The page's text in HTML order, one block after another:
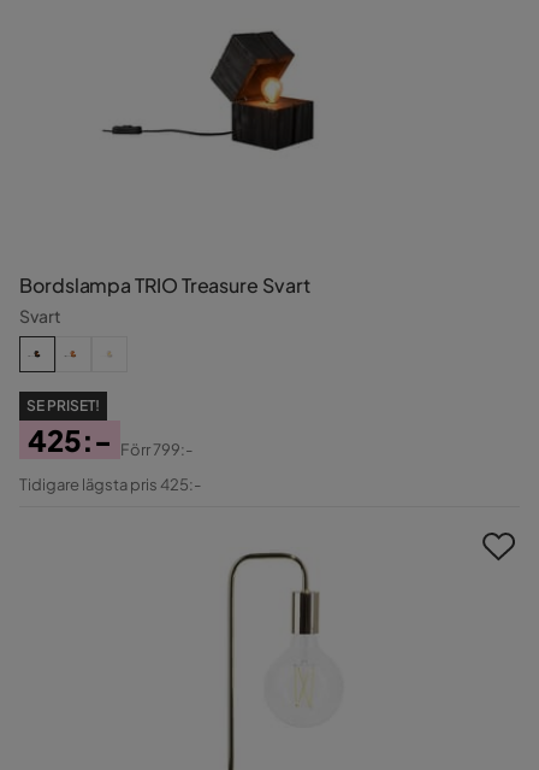
Bordslampa TRIO Treasure Svart
Svart
SE PRISET!
Pris
425:-
Original
Förr799:-
Tidigare lägsta pris 425:-